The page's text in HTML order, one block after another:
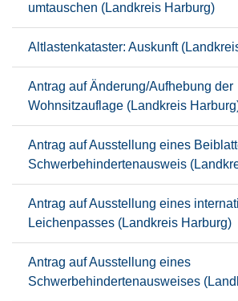
umtauschen (Landkreis Harburg)
Altlastenkataster: Auskunft
Antrag auf Änderung/Aufhebung der
Wohnsitzauflage (Landkreis
Antrag auf Ausstellung eines
Schwerbehindertenausweis
Antrag auf Ausstellung eines
Leichenpasses (Landkreis Harburg)
Antrag auf Ausstellung eines
Schwerbehindertenausweises